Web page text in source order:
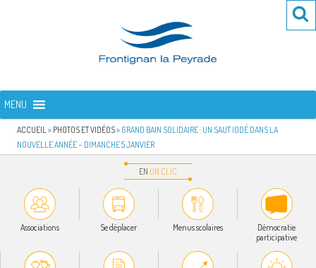
FRONTIGNAN LA PEYRADE
MENU
ACCUEIL » PHOTOS ET VIDÉOS» GRAND BAIN SOLIDAIRE : UN SAUT IODÉ DANS LA
NOUVELLE ANNÉE – DIMANCHE 5 JANVIER
EN UN CLIC
Associations Se déplacer Menus scolaires
Démocratie
participative